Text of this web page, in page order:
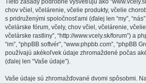
Tieto zásady podrobne vysvetľujú ako
chov včiel, včelárenie, včelie produkty, včelie
s pridruženými spoločnosťami (ďalej len “my”,
včelárske fórum, včely, chov včiel, včelárenie,
včelárske rastliny”, “http://www.vcely.sk/forum”) a
“im”, “phpBB softvér”, “www.phpbb.com”, “phpBB
používajú akékoľvek údaje zhromaždené počas
(ďalej len “Vaše údaje”).
Vaše údaje sú zhromažďované dvomi spôsobmi.